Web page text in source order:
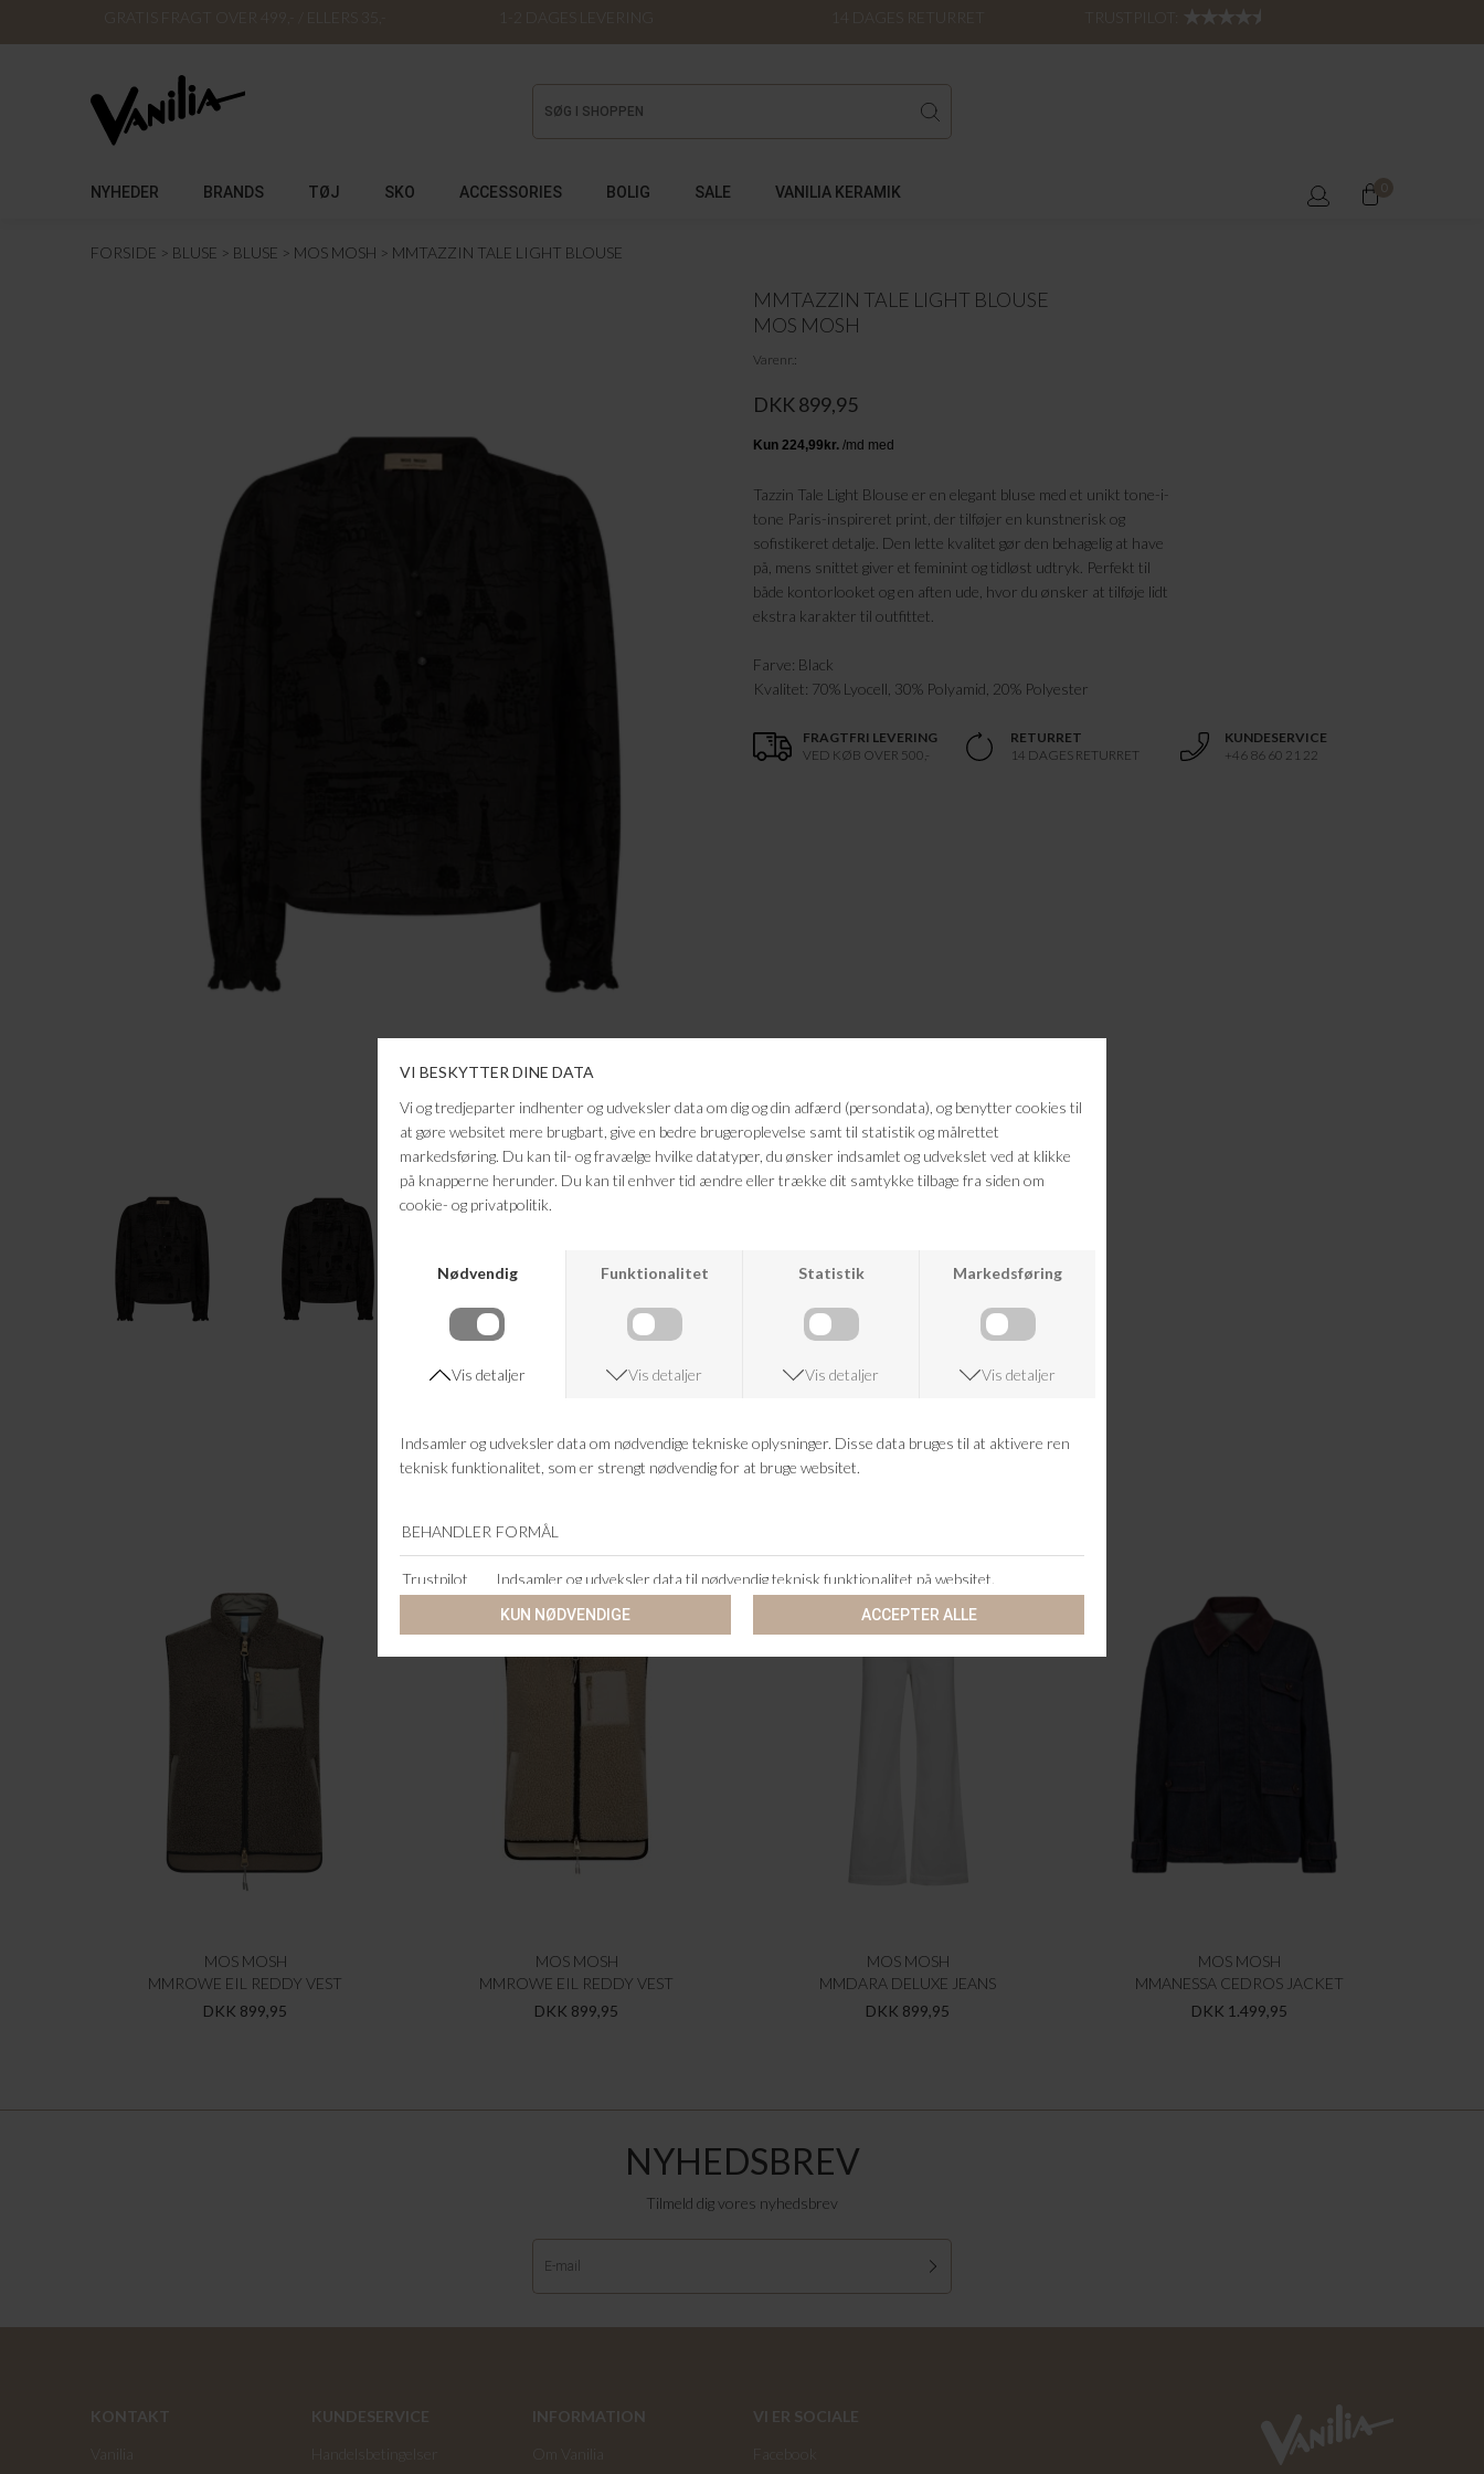
GRATIS FRAGT OVER 499,- / ELLERS 35,- 1-2 DAGES LEVERING 14 DAGES RETURRET
NYHEDER BRANDS TØJ SKO ACCESSORIES BOLIG SALE VANILIA KERAMIK 0
FORSIDE BLUSE BLUSE MOS MOSH MMTAZZIN TALE LIGHT BLOUSE
MMTAZZIN TALE LIGHT BLOUSE
MOS MOSH
Varenr.
DKK 899,95
Tazzin Tale Light Blouse er en elegant bluse med et unikt tone-i-
tone Paris-inspireret print, der tilføjer en kunstnerisk og
sofistikeret detalje. Den lette kvalitet gør den behagelig at have
på, mens snittet giver et feminint og tidløst udtryk. Perfekt til
både kontorlooket og en aften ude, hvor du ønsker at tilføje lidt
ekstra karakter til outfittet.
Farve: Black
Kvalitet: 70% Lyocell, 30% Polyamid, 20% Polyester
FRAGTFRI LEVERING
VED KØB OVER 500,-
RETURRET
14 DAGES RETURRET
KUNDESERVICE
+46 86 60 21 22
ANDRE KØBTE OGSÅ
MOS MOSH
MMROWE EIL REDDY VEST
DKK 899,95
MOS MOSH
MMROWE EIL REDDY VEST
DKK 899,95
MOS MOSH
MMDARA DELUXE JEANS
DKK 899,95
MOS MOSH
MMANESSA CEDROS JACKET
DKK 1.499,95
NYHEDSBREV
Tilmeld dig vores nyhedsbrev
KONTAKT
KUNDESERVICE
INFORMATION
VI ER SOCIALE